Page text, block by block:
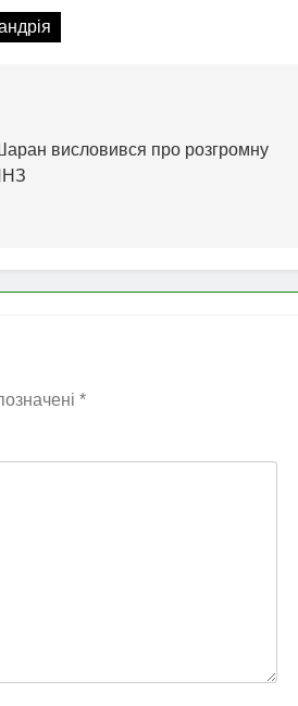
висловився про розгромну
*